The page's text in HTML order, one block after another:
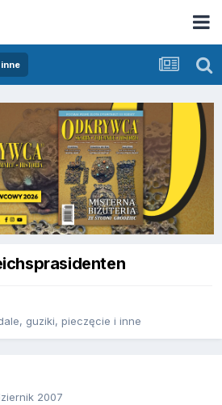
guziki, pieczęcie i inne
2007